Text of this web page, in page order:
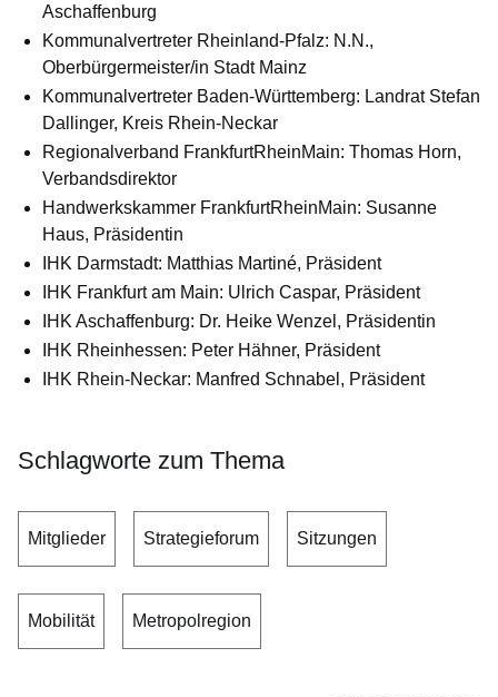
Aschaffenburg
Kommunalvertreter Rheinland-Pfalz: N.N.,
Oberbürgermeister/in Stadt Mainz
Kommunalvertreter Baden-Württemberg: Landrat Stefan
Dallinger, Kreis Rhein-Neckar
Regionalverband FrankfurtRheinMain: Thomas Horn,
Verbandsdirektor
Handwerkskammer FrankfurtRheinMain: Susanne
Haus, Präsidentin
IHK Darmstadt: Matthias Martiné, Präsident
IHK Frankfurt am Main: Ulrich Caspar, Präsident
IHK Aschaffenburg: Dr. Heike Wenzel, Präsidentin
IHK Rheinhessen: Peter Hähner, Präsident
IHK Rhein-Neckar: Manfred Schnabel, Präsident
Schlagworte zum Thema
Mitglieder Strategieforum Sitzungen
Mobilität Metropolregion